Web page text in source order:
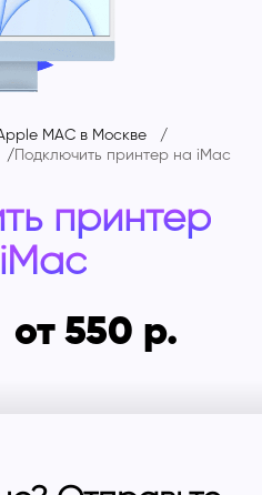
MAC в Москве
Подключить принтер на iMac
принтер
iMac
от 550